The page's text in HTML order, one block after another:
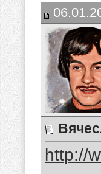
http://